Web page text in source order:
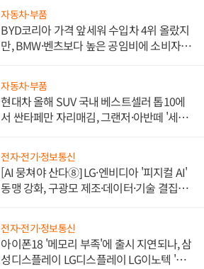
자동차·부품
BYD코리아 가격 앞세워 수입차 4위 올랐지
만, BMW·벤츠보다 높은 공임비에 소비자
자동차·부품
현대차 올해 SUV 국내 베스트셀러 톱10에
서 싼타페만 자리매김, 그랜저·아반떼 '세단
전자·전기·정보통신
[AI 뭉쳐야 산다⑧] LG·엔비디아 '피지컬 AI'
동맹 강화, 구광모 제조·데이터·기술 결집
전자·전기·정보통신
아이폰18 '메모리 부족'에 출시 지연되나, 삼
성디스플레이 LG디스플레이 LG이노텍 '탈